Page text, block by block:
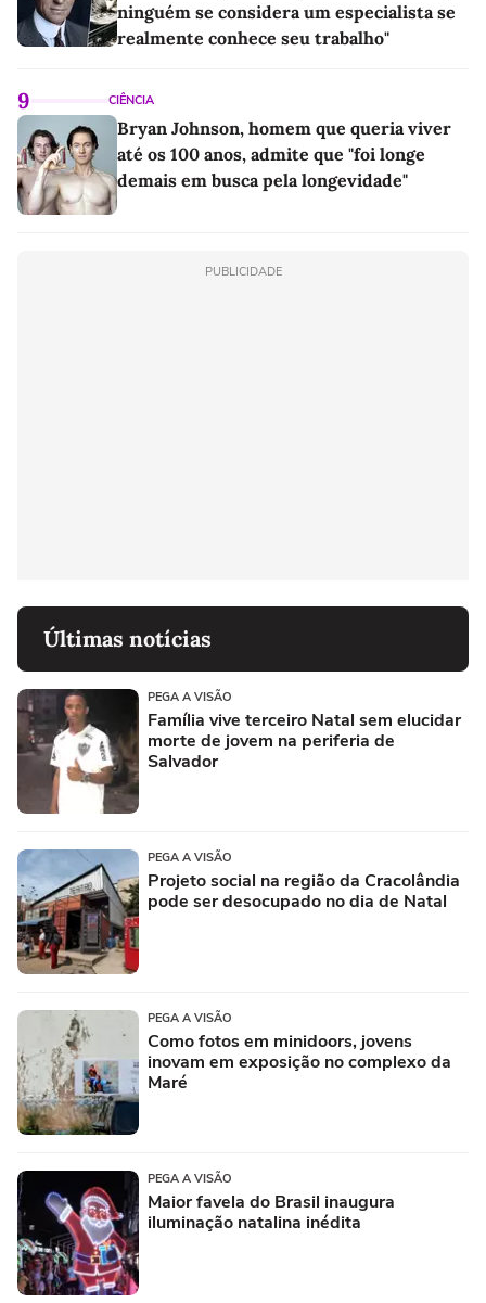
ninguém se considera um especialista se
realmente conhece seu trabalho"
9 CIÊNCIA
Bryan Johnson, homem que queria viver
até os 100 anos, admite que "foi longe
demais em busca pela longevidade"
PUBLICIDADE
Últimas notícias
PEGA A VISÃO
Família vive terceiro Natal sem elucidar
morte de jovem na periferia de
Salvador
PEGA A VISÃO
Projeto social na região da Cracolândia
pode ser desocupado no dia de Natal
PEGA A VISÃO
Como fotos em minidoors, jovens
inovam em exposição no complexo da
Maré
PEGA A VISÃO
Maior favela do Brasil inaugura
iluminação natalina inédita